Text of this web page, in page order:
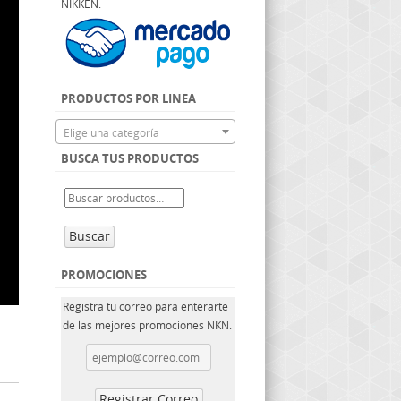
NIKKEN.
PRODUCTOS POR LINEA
Elige una categoría
BUSCA TUS PRODUCTOS
Buscar
PROMOCIONES
Registra tu correo para enterarte
de las mejores promociones NKN.